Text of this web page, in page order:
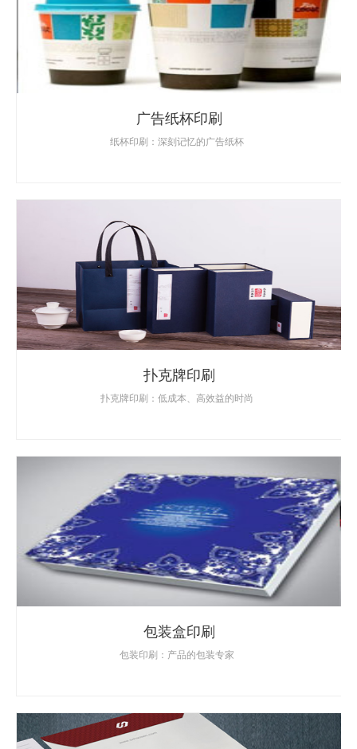
广告纸杯印刷
纸杯印刷：深刻记忆的广告纸杯
扑克牌印刷
扑克牌印刷：低成本、高效益的时尚
包装盒印刷
包装印刷：产品的包装专家